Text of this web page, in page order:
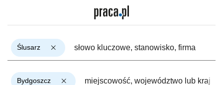
Ślusarz
Bydgoszcz